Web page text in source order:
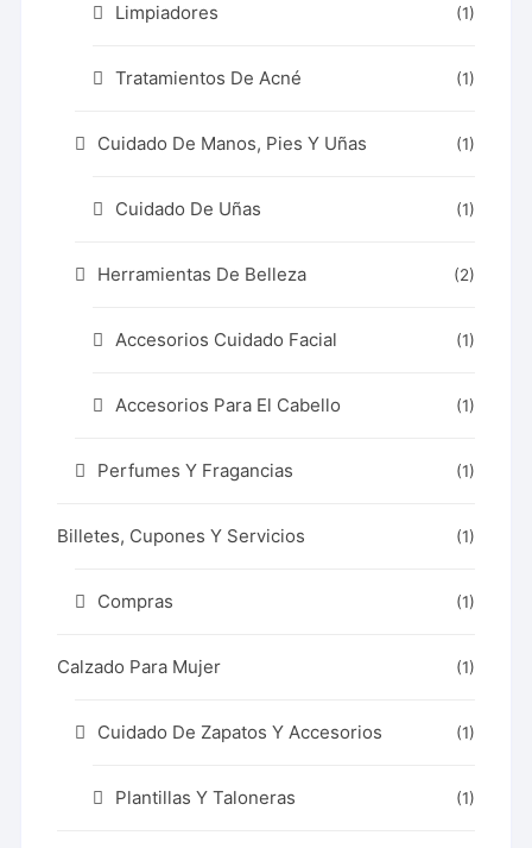
Limpiadores (1)
Tratamientos De Acné (1)
Cuidado De Manos, Pies Y Uñas (1)
Cuidado De Uñas (1)
Herramientas De Belleza (2)
Accesorios Cuidado Facial (1)
Accesorios Para El Cabello (1)
Perfumes Y Fragancias (1)
Billetes, Cupones Y Servicios (1)
Compras (1)
Calzado Para Mujer (1)
Cuidado De Zapatos Y Accesorios (1)
Plantillas Y Taloneras (1)